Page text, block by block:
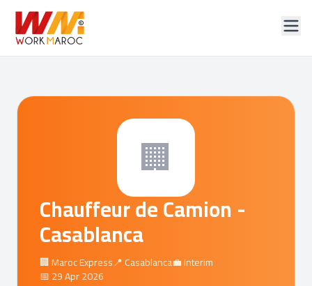
🏢
Chauffeur de Camion -
Casablanca
🏢 Maroc Express📍 Casablanca💼 Interim
📅 29 Apr 2026